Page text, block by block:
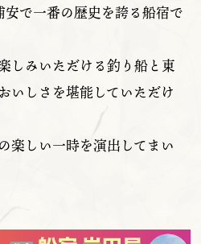
で一番の歴史を誇る船宿で
しみいただける釣り船と東
いしさを堪能していただけ
楽しい一時を演出してまい